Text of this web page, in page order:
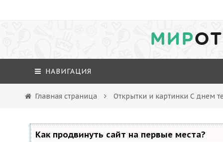
МИР
НАВИГАЦИЯ
Главная страница Открытки и картинки С днем
Как продвинуть сайт на первые места?